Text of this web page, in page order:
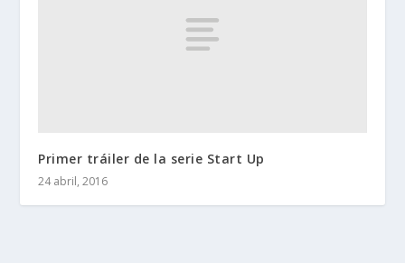
Primer tráiler de la serie Start Up
24 abril, 2016